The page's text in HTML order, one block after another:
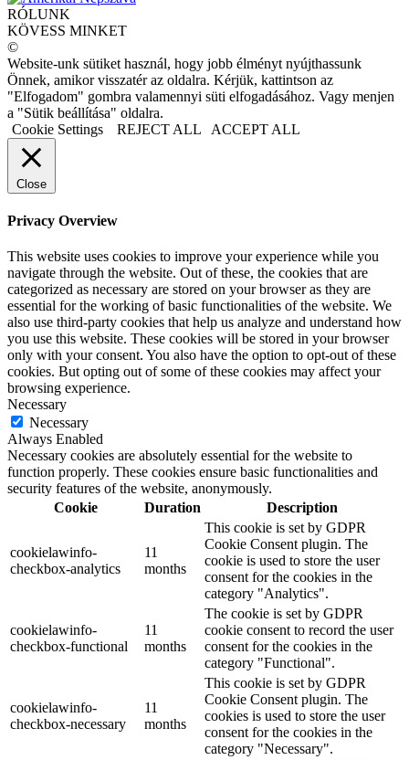
RÓLUNK
KÖVESS MINKET
©
Website-unk sütiket használ, hogy jobb élményt nyújthassunk
Önnek, amikor visszatér az oldalra. Kérjük, kattintson az
"Elfogadom" gombra valamennyi süti elfogadásához. Vagy menjen
a "Sütik beállítása" oldalra.
Cookie Settings
REJECT ALL ACCEPT ALL
Close
Privacy Overview
This website uses cookies to improve your experience while you
navigate through the website. Out of these, the cookies that are
categorized as necessary are stored on your browser as they are
essential for the working of basic functionalities of the website. We
also use third-party cookies that help us analyze and understand how
you use this website. These cookies will be stored in your browser
only with your consent. You also have the option to opt-out of these
cookies. But opting out of some of these cookies may affect your
browsing experience.
Necessary
Necessary
Always Enabled
Necessary cookies are absolutely essential for the website to
function properly. These cookies ensure basic functionalities and
security features of the website, anonymously.
Cookie
Duration Description
cookielawinfo-
checkbox-analytics
11
months
This cookie is set by GDPR
Cookie Consent plugin. The
cookie is used to store the user
consent for the cookies in the
category "Analytics".
cookielawinfo-
checkbox-functional
11
months
The cookie is set by GDPR
cookie consent to record the user
consent for the cookies in the
category "Functional".
cookielawinfo-
checkbox-necessary
11
months
This cookie is set by GDPR
Cookie Consent plugin. The
cookies is used to store the user
consent for the cookies in the
category "Necessary".